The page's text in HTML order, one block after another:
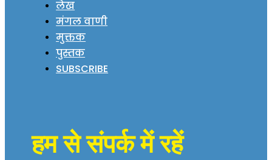
लेख
मंगल वाणी
मुक्तक
पुस्तक
SUBSCRIBE
हम से संपर्क में रहें